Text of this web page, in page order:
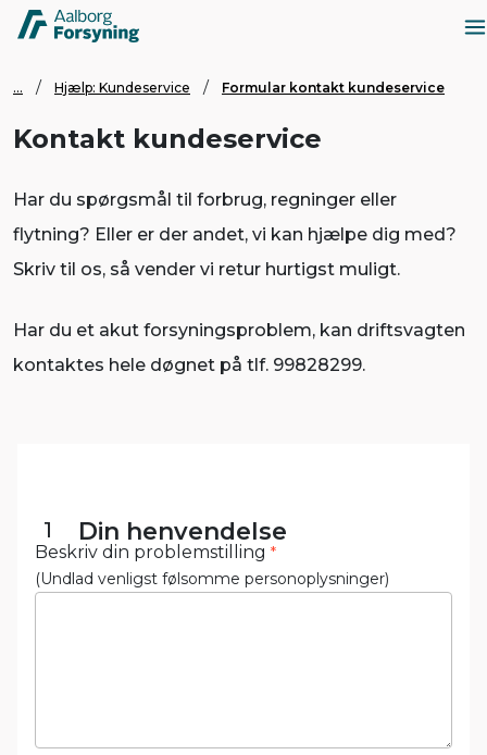
... Hjælp: Kundeservice Formular kontakt kundeservice
Kontakt kundeservice
Har du spørgsmål til forbrug, regninger eller
flytning? Eller er der andet, vi kan hjælpe dig med?
Skriv til os, så vender vi retur hurtigst muligt.
Har du et akut forsyningsproblem, kan driftsvagten
kontaktes hele døgnet på tlf. 99828299.
1 Din henvendelse
(Undlad venligst følsomme personoplysninger)
Beskriv din problemstilling *